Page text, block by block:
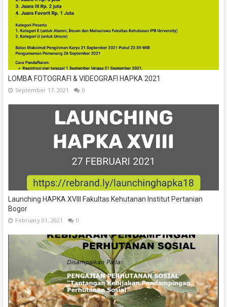
LOMBA FOTOGRAFI & VIDEOGRAFI HAPKA 2021
September 17, 2021 0
Launching HAPKA XVIII Fakultas Kehutanan Institut Pertanian
Bogor
February 01, 2021 0